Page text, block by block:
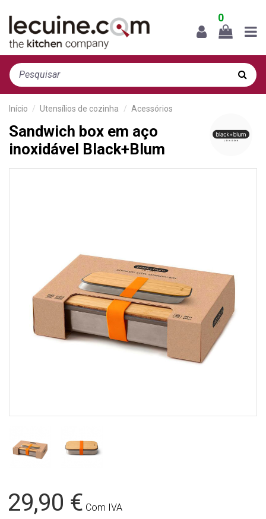
0
Início Utensílios de cozinha Acessórios
Sandwich box em aço
inoxidável Black+Blum
29,90 € Com IVA